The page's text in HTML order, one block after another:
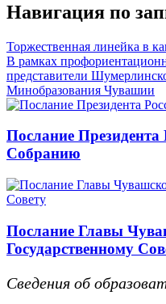
Навигация по
Торжественная линейка в
В рамках
представители
Минобразования Чувашии
Послание
Собранию
Послание Главы
Государственному
Сведения об